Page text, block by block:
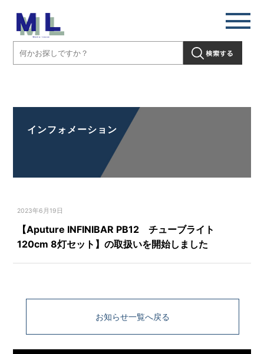
インフォメーション
2023年6月19日
【Aputure INFINIBAR PB12 チューブライト
120cm 8灯セット】の取扱いを開始しました
お知らせ一覧へ戻る